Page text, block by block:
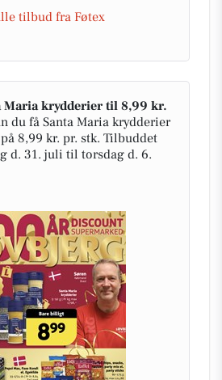
tilbud fra Føtex
Maria krydderier til 8,99 kr.
du få Santa Maria krydderier
8,99 kr. pr. stk. Tilbuddet
d. 31. juli til torsdag d. 6.